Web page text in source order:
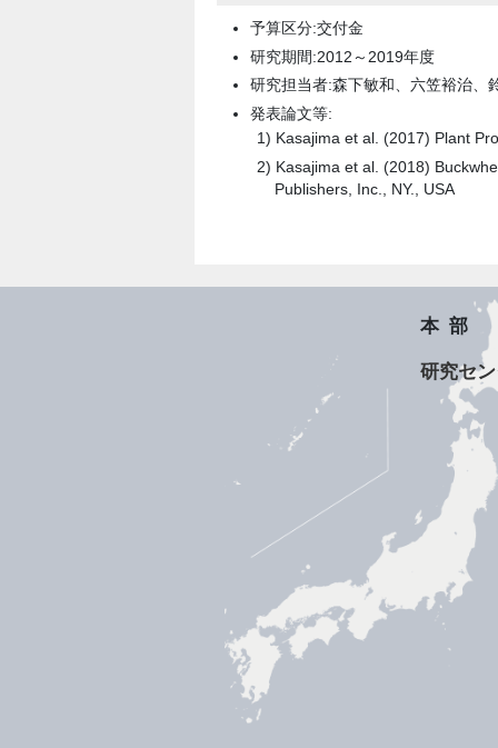
予算区分:交付金
研究期間:2012～2019年度
研究担当者:森下敏和、六笠裕治、
発表論文等:
Kasajima et al. (2017) Plant
Kasajima et al. (2018)
Publishers, Inc., NY., USA
本部
研究セ